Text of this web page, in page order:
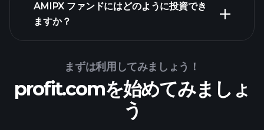
AMIPX ファンドにはどのように投資でき
ますか？
Playtradeトーナメン
まずは利用してみましょう！
profit.comを始めてみましょ
う